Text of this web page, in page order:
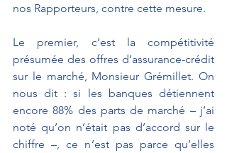
nos Rapporteurs, contre cette mesure.
Le premier, c’est la compétitivité
présumée des offres d’assurance-crédit
sur le marché, Monsieur Grémillet. On
nous dit : si les banques détiennent
encore 88% des parts de marché – j’ai
noté qu’on n’était pas d’accord sur le
chiffre –, ce n’est pas parce qu’elles